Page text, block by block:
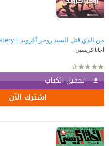
أجاثا كريستي
تحميل الكتاب
اشترك الآن